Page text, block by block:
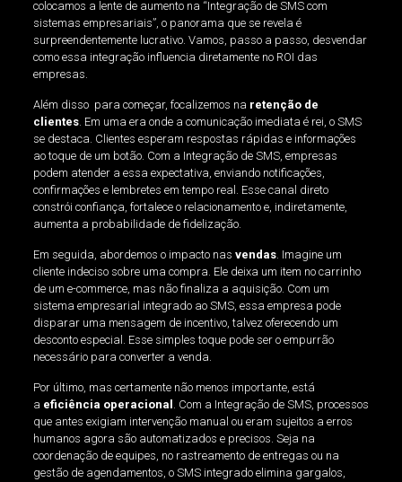
colocamos a lente de aumento na “Integração de SMS com
sistemas empresariais”, o panorama que se revela é
surpreendentemente lucrativo. Vamos, passo a passo, desvendar
como essa integração influencia diretamente no ROI das
empresas.
Além disso para começar, focalizemos na retenção de
clientes. Em uma era onde a comunicação imediata é rei, o SMS
se destaca. Clientes esperam respostas rápidas e informações
ao toque de um botão. Com a Integração de SMS, empresas
podem atender a essa expectativa, enviando notificações,
confirmações e lembretes em tempo real. Esse canal direto
constrói confiança, fortalece o relacionamento e, indiretamente,
aumenta a probabilidade de fidelização.
Em seguida, abordemos o impacto nas vendas. Imagine um
cliente indeciso sobre uma compra. Ele deixa um item no carrinho
de um e-commerce, mas não finaliza a aquisição. Com um
sistema empresarial integrado ao SMS, essa empresa pode
disparar uma mensagem de incentivo, talvez oferecendo um
desconto especial. Esse simples toque pode ser o empurrão
necessário para converter a venda.
Por último, mas certamente não menos importante, está
a eficiência operacional . Com a Integração de SMS, processos
que antes exigiam intervenção manual ou eram sujeitos a erros
humanos agora são automatizados e precisos. Seja na
coordenação de equipes, no rastreamento de entregas ou na
gestão de agendamentos, o SMS integrado elimina gargalos,